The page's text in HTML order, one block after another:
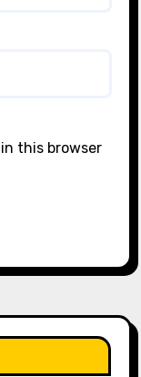
this browser